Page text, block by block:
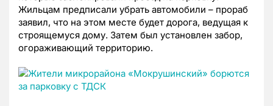
Жильцам предписали убрать автомобили – прораб
заявил, что на этом месте будет дорога, ведущая к
строящемуся дому. Затем был установлен забор,
огораживающий территорию.